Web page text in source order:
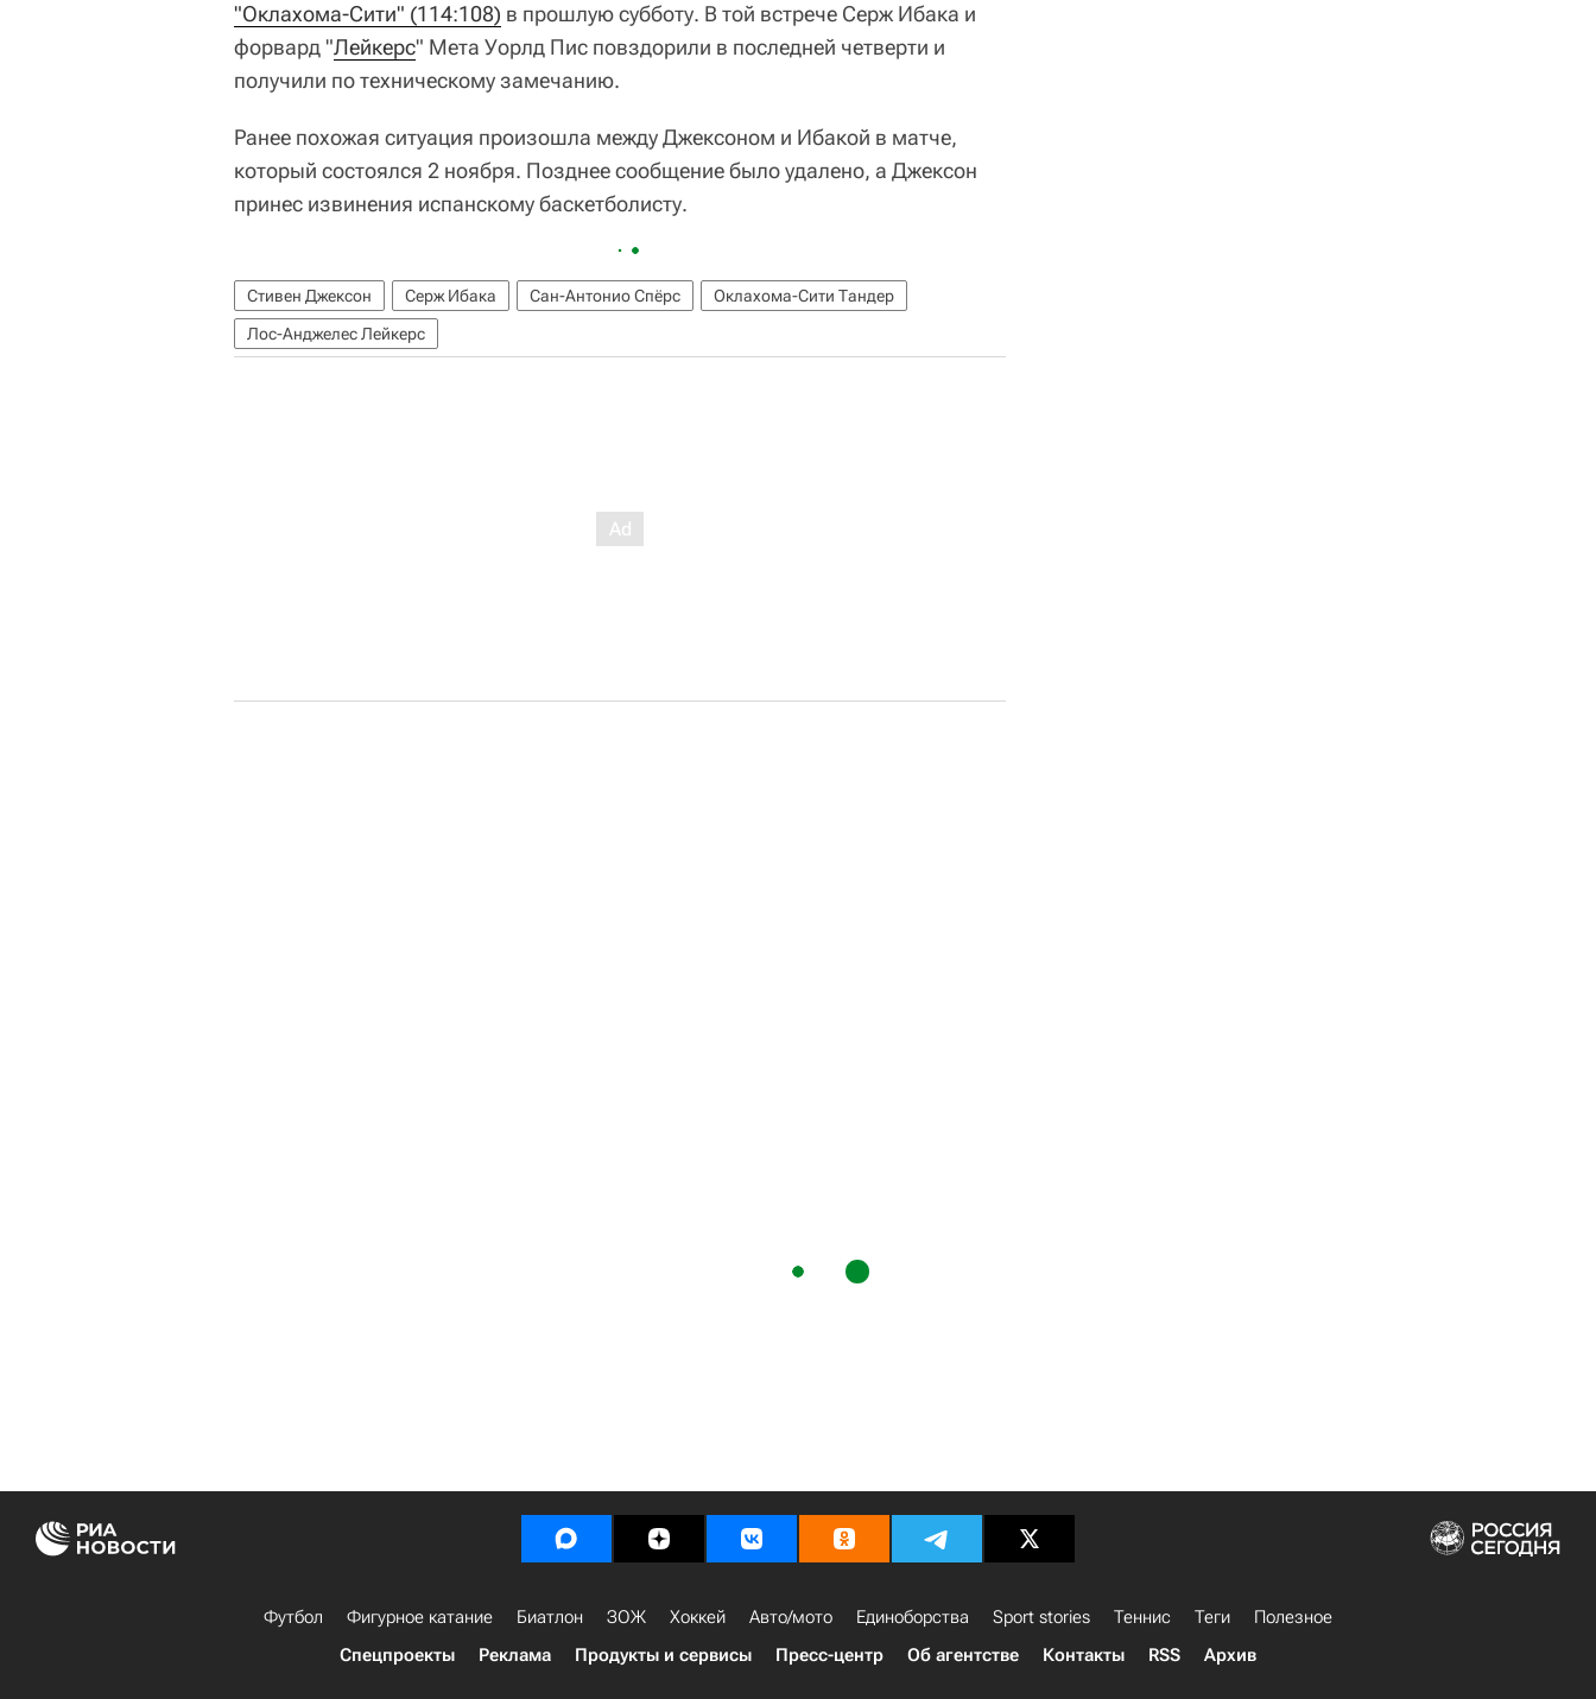
"Оклахома-Сити" (114:108) в прошлую субботу. В той встрече Серж Ибака и
форвард "Лейкерс" Мета Уорлд Пис повздорили в последней четверти и
получили по техническому замечанию.
Ранее похожая ситуация произошла между Джексоном и Ибакой в матче,
который состоялся 2 ноября. Позднее сообщение было удалено, а Джексон
принес извинения испанскому баскетболисту.
Стивен Джексон Серж Ибака Сан-Антонио Спёрс
Оклахома-Сити Тандер
Лос-Анджелес Лейкерс
Футбол Фигурное катание Биатлон ЗОЖ Хоккей Авто/мото Единоборства Sport stories Теннис Теги
Полезное
Спецпроекты
Реклама Продукты и сервисы Пресс-центр Об агентстве Контакты RSS Архив